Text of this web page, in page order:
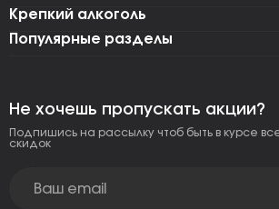
Крепкий алкоголь
Популярные разделы
Не хочешь пропускать акции?
Подпишись на рассылку чтоб быть в курсе
скидок